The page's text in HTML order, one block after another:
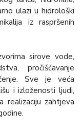
ulazi u hidrološki
iz raspršenih
sirove vode,
pročišćavanje
Sve je veća
i izloženosti ljudi,
realizaciju zahtjeva